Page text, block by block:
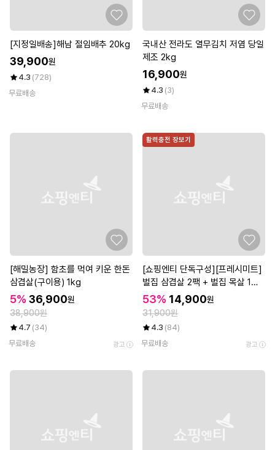
[지정일배송]해남 절임배추 20kg
39,900원
4.3 (728)
무료배송
국내산 전라도 열무김치 저염 당일
제조 2kg
16,900원
4.3 (3)
무료배송
[해밀농장] 함초를 먹여 키운 한돈
삼겹살(구이용) 1kg
5% 36,900원
38,900원
4.7 (34)
무료배송
광고
활력충전 장보기
[쇼핑엔티 단독구성][프레시미트]
벌집 삼겹살 2팩 + 벌집 목살 1팩
(팩당 300g)
53% 14,900원
31,900원
4.3 (84)
무료배송
광고